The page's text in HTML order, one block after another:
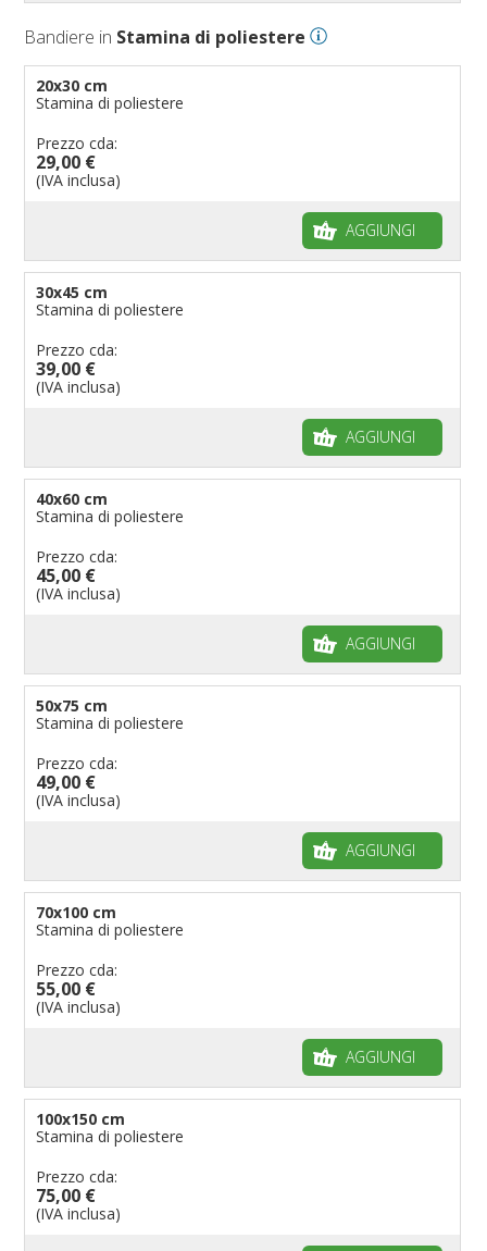
Bandiere in Stamina di poliestere
20x30 cm
Stamina di poliestere
Prezzo cda:
29,00 €
(IVA inclusa)
AGGIUNGI
30x45 cm
Stamina di poliestere
Prezzo cda:
39,00 €
(IVA inclusa)
AGGIUNGI
40x60 cm
Stamina di poliestere
Prezzo cda:
45,00 €
(IVA inclusa)
AGGIUNGI
50x75 cm
Stamina di poliestere
Prezzo cda:
49,00 €
(IVA inclusa)
AGGIUNGI
70x100 cm
Stamina di poliestere
Prezzo cda:
55,00 €
(IVA inclusa)
AGGIUNGI
100x150 cm
Stamina di poliestere
Prezzo cda:
75,00 €
(IVA inclusa)